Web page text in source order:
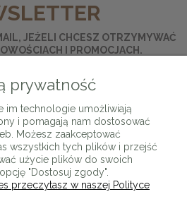
JEŻELI CHCESZ OTRZYMYWAĆ
I PROMOCJACH.
prywatność
im technologie umożliwiają
i pomagają nam dostosować
Możesz zaakceptować
wszystkich tych plików i przejść
użycie plików do swoich
"Dostosuj zgody".
przeczytasz w naszej Polityce